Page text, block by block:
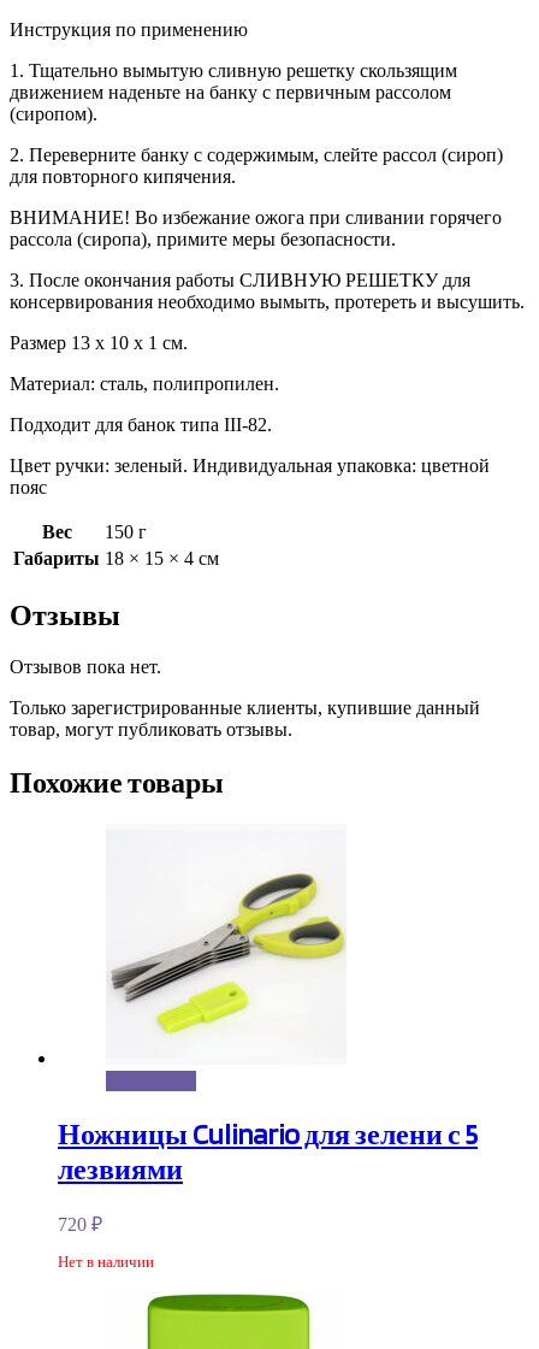
Инструкция по применению
1. Тщательно вымытую сливную решетку скользящим
движением наденьте на банку с первичным рассолом
(сиропом).
2. Переверните банку с содержимым, слейте рассол (сироп)
для повторного кипячения.
ВНИМАНИЕ! Во избежание ожога при сливании горячего
рассола (сиропа), примите меры безопасности.
3. После окончания работы СЛИВНУЮ РЕШЕТКУ для
консервирования необходимо вымыть, протереть и высушить.
Размер 13 х 10 х 1 см.
Материал: сталь, полипропилен.
Подходит для банок типа III-82.
Цвет ручки: зеленый. Индивидуальная упаковка: цветной
пояс
Вес
150 г
Габариты 18 × 15 × 4 см
Отзывы
Отзывов пока нет.
Только зарегистрированные клиенты, купившие данный
товар, могут публиковать отзывы.
Похожие товары
Ножницы Culinario для зелени с 5
лезвиями
720 ₽
Нет в наличии